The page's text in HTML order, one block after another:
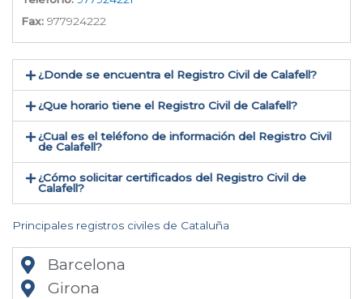
Fax: 977924222
¿Donde se encuentra el Registro Civil de Calafell​?
¿Que horario tiene el Registro Civil de Calafell?
¿Cual es el teléfono de información del Registro Civil
de Calafell​?
¿Cómo solicitar certificados del Registro Civil de
Calafell​?
Principales registros civiles de Cataluña
Barcelona
Girona